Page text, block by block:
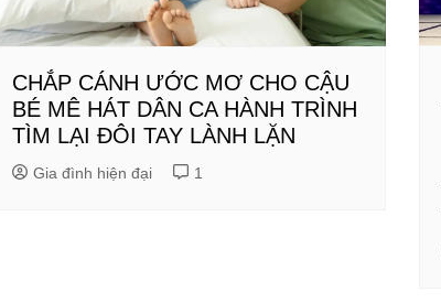
CHẮP CÁNH ƯỚC MƠ CHO CẬU
BÉ MÊ HÁT DÂN CA HÀNH TRÌNH
TÌM LẠI ĐÔI TAY LÀNH LẶN
Gia đình hiện đại 1